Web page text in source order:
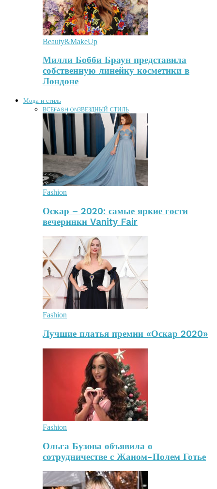
Beauty&MakeUp
Милли Бобби Браун представила
собственную линейку косметики в
Лондоне
Мода и стиль
ВСЕFASHIONЗВЕЗДНЫЙ СТИЛЬ
Fashion
Оскар – 2020: самые яркие гости
вечеринки Vanity Fair
Fashion
Лучшие платья премии «Оскар 2020»
Fashion
Ольга Бузова объявила о
сотрудничестве с Жаном-Полем Готье